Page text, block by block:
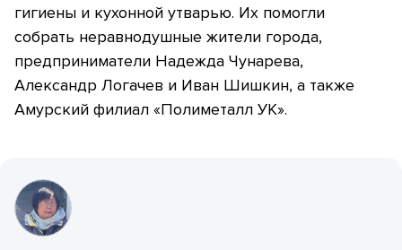
гигиены и кухонной утварью. Их помогли
собрать неравнодушные жители города,
предприниматели Надежда Чунарева,
Александр Логачев и Иван Шишкин, а также
Амурский филиал «Полиметалл УК».